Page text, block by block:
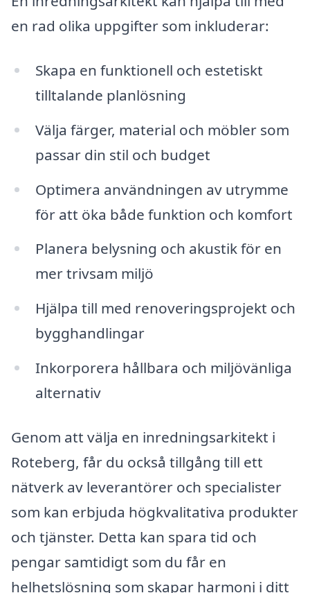
en rad olika uppgifter som inkluderar:
Skapa en funktionell och estetiskt
tilltalande planlösning
Välja färger, material och möbler som
passar din stil och budget
Optimera användningen av utrymme
för att öka både funktion och komfort
Planera belysning och akustik för en
mer trivsam miljö
Hjälpa till med renoveringsprojekt och
bygghandlingar
Inkorporera hållbara och miljövänliga
alternativ
Genom att välja en inredningsarkitekt i
Roteberg, får du också tillgång till ett
nätverk av leverantörer och specialister
som kan erbjuda högkvalitativa produkter
och tjänster. Detta kan spara tid och
pengar samtidigt som du får en
helhetslösning som skapar harmoni i ditt